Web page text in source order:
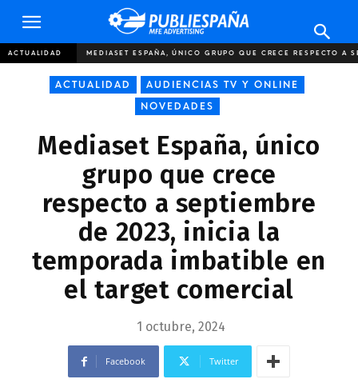
Publiespaña
ACTUALIDAD MEDIASET ESPAÑA, ÚNICO GRUPO QUE CRECE RESPECTO A
ACTUALIDAD
AUDIENCIAS TV Y ONLINE
NOVEDADES
Mediaset España, único
grupo que crece
respecto a septiembre
de 2023, inicia la
temporada imbatible en
el target comercial
1 octubre, 2024
Facebook Twitter